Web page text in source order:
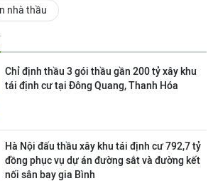
nhà thầu
Chỉ định thầu 3 gói thầu gần 200 tỷ xây khu
tái định cư tại Đông Quang, Thanh Hóa
Hà Nội đấu thầu xây khu tái định cư 792,7 tỷ
đồng phục vụ dự án đường sắt và đường kết
nối sân bay gia Bình